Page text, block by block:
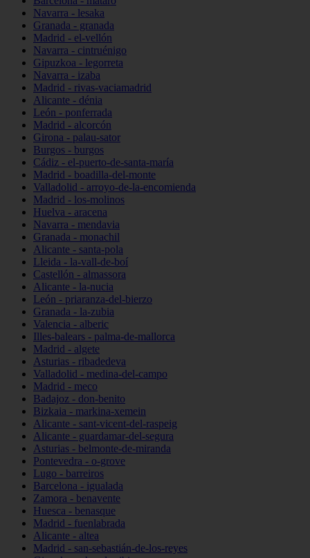
Navarra - lesaka
Granada - granada
Madrid - el-vellón
Navarra - cintruénigo
Gipuzkoa - legorreta
Navarra - izaba
Madrid - rivas-vaciamadrid
Alicante - dénia
León - ponferrada
Madrid - alcorcón
Girona - palau-sator
Burgos - burgos
Cádiz - el-puerto-de-santa-maría
Madrid - boadilla-del-monte
Valladolid - arroyo-de-la-encomienda
Madrid - los-molinos
Huelva - aracena
Navarra - mendavia
Granada - monachil
Alicante - santa-pola
Lleida - la-vall-de-boí
Castellón - almassora
Alicante - la-nucia
León - priaranza-del-bierzo
Granada - la-zubia
Valencia - alberic
Illes-balears - palma-de-mallorca
Madrid - algete
Asturias - ribadedeva
Valladolid - medina-del-campo
Madrid - meco
Badajoz - don-benito
Bizkaia - markina-xemein
Alicante - sant-vicent-del-raspeig
Alicante - guardamar-del-segura
Asturias - belmonte-de-miranda
Pontevedra - o-grove
Lugo - barreiros
Barcelona - igualada
Zamora - benavente
Huesca - benasque
Madrid - fuenlabrada
Alicante - altea
Madrid - san-sebastián-de-los-reyes